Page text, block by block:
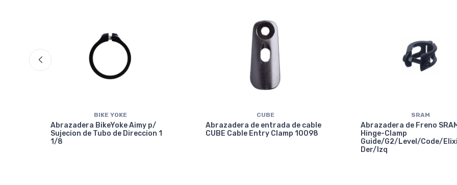
BIKE YOKE
Abrazadera BikeYoke Aimy p/
Sujecion de Tubo de Direccion 1
1/8
CUBE
Abrazadera de entrada de cable
CUBE Cable Entry Clamp 10098
SRAM
Abrazadera de Freno
Hinge-Clamp
Guide/G2/Level/Code/
Der/Izq